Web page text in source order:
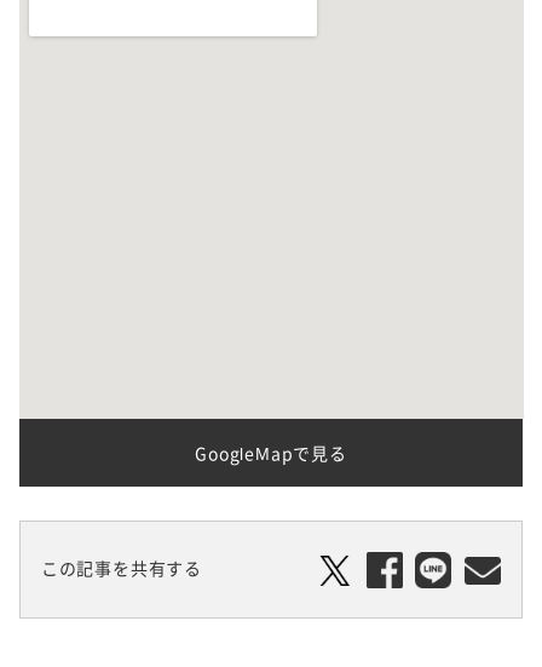
GoogleMapで見る
この記事を共有する